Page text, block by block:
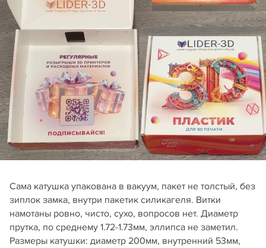
Сама катушка упакована в вакуум, пакет не толстый, без
зиплок замка, внутри пакетик силикагеля. Витки
намотаны ровно, чисто, сухо, вопросов нет. Диаметр
прутка, по среднему 1.72-1.73мм, эллипса не заметил.
Размеры катушки: диаметр 200мм, внутренний 53мм,